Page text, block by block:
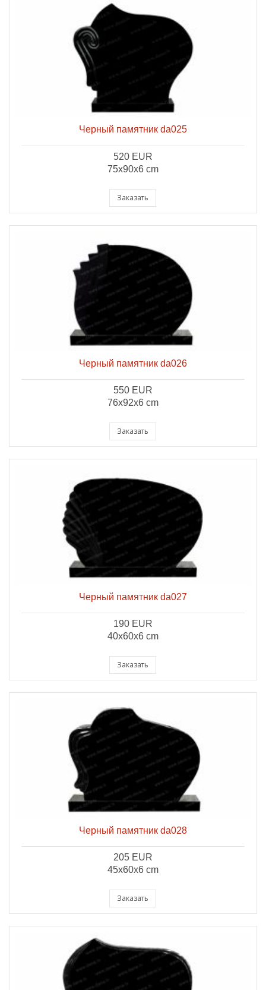
Черный памятник da025
520 EUR
75x90x6 cm
Заказать
Черный памятник da026
550 EUR
76x92x6 cm
Заказать
Черный памятник da027
190 EUR
40x60x6 cm
Заказать
Черный памятник da028
205 EUR
45x60x6 cm
Заказать